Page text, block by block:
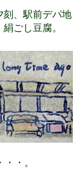
刻、駅前デパ地
ごし豆腐。
・。